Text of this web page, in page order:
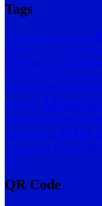
Tags
Agrippiner Bibow Brakteaten
Dütchen
Erbach Friedrich
Beiträge zur
Numismatik Hans Ulrich
Karl Kennepohl
Mittelalter
Niederlande
Panionischer Bund Peter
Theobald Bieder Walter
Jesse
QR Code